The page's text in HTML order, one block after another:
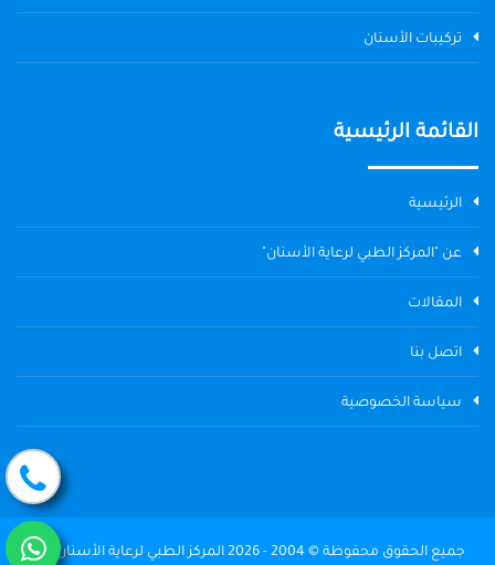
تركيبات الأسنان
القائمة الرئيسية
الرئيسية
عن "المركز الطبي لرعاية الأسنان"
المقالات
اتصل بنا
سياسة الخصوصية
جميع الحقوق محفوظة © 2004 - 2026 المركز الطبي لرعاية الأسنان The